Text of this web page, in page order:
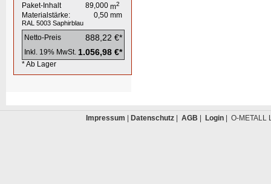
Paket-Inhalt
89,000 m2
Materialstärke: 0,50 mm
RAL 5003 Saphirblau
Netto-Preis 888,22 €*
Inkl. 19% MwSt. 1.056,98 €*
* Ab Lager
Impressum Datenschutz| AGB Login| O-METALL